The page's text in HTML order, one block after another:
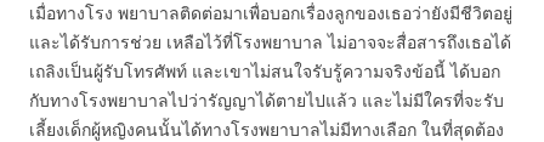
เมื่อทางโรง พยาบาลติดต่อมาเพื่อบอกเรื่องลูกของเธอว่ายังมีชีวิตอยู่
และได้รับการช่วย เหลือไว้ที่โรงพยาบาล ไม่อาจจะสื่อสารถึงเธอได้
เถลิงเป็นผู้รับโทรศัพท์ และเขาไม่สนใจรับรู้ความจริงข้อนี้ ได้บอก
กับทางโรงพยาบาลไปว่ารัญญาได้ตายไปแล้ว และไม่มีใครที่จะรับ
เลี้ยงเด็กผู้หญิงคนนั้นได้ทางโรงพยาบาลไม่มีทางเลือก ในที่สุดต้อง